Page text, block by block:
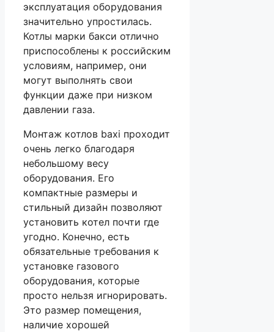
эксплуатация оборудования
значительно упростилась.
Котлы марки бакси отлично
приспособлены к российским
условиям, например, они
могут выполнять свои
функции даже при низком
давлении газа.
Монтаж котлов baxi проходит
очень легко благодаря
небольшому весу
оборудования. Его
компактные размеры и
стильный дизайн позволяют
установить котел почти где
угодно. Конечно, есть
обязательные требования к
установке газового
оборудования, которые
просто нельзя игнорировать.
Это размер помещения,
наличие хорошей